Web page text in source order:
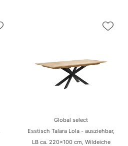
Global select
Esstisch Talara Lola - ausziehbar,
LB ca. 220x100 cm, Wildeiche